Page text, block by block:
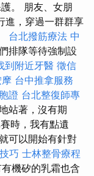
。 朋友、女朋
進，穿過一群群享
台北撥筋療法 中
排隊等待強制設
到附近牙醫 徵信
台中推拿服務
證 台北整復師專
站著，沒有期
時，我有點遺
可以開始有針對
巧 士林整骨療程
機矽的乳霜也含